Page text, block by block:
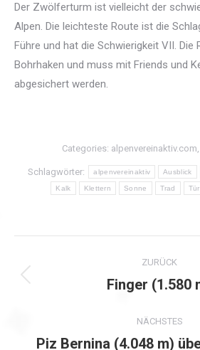
Der Zwölferturm ist vielleicht der
Alpen. Die leichteste Route ist die
Führe und hat die Schwierigkeit VII. Die
Bohrhaken und muss mit Friends und
abgesichert werden.
Categories: alpenvereinaktiv.com,
Schlagwörter: alpenvereinaktiv Ausblick
Kalk Klettern Sonne Trad
ZURÜCK
Finger (1.580
NÄCHSTES
Piz Bernina (4.048 m)